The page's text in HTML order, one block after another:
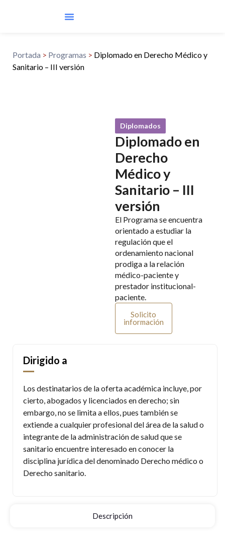
Portada > Programas > Diplomado en Derecho Médico y
Sanitario – III versión
Diplomados
Diplomado en
Derecho
Médico y
Sanitario – III
versión
El Programa se encuentra
orientado a estudiar la
regulación que el
ordenamiento nacional
prodiga a la relación
médico-paciente y
prestador institucional-
paciente.
Solicito
información
Dirigido a
Los destinatarios de la oferta académica incluye, por
cierto, abogados y licenciados en derecho; sin
embargo, no se limita a ellos, pues también se
extiende a cualquier profesional del área de la salud o
integrante de la administración de salud que se
sanitario encuentre interesado en conocer la
disciplina jurídica del denominado Derecho médico o
Derecho sanitario.
Descripción